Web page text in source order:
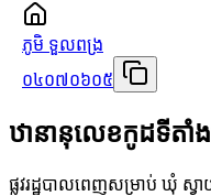
ភូមិ ទួលពង្រ
០៤០៧០៦០៥
ឋានានុលេខកូដទីតាំ
ផ្លូវរដ្ឋបាលពេញសម្រាប់ ឃុំ ស្វ